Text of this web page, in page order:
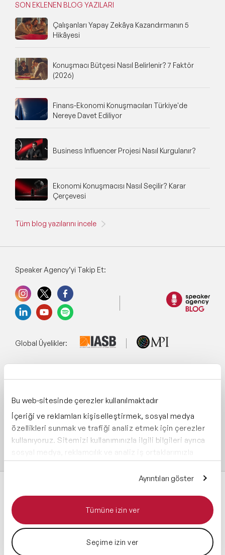
Bu web-sitesinde çerezler kullanılmaktadır
İçeriği ve reklamları kişiselleştirmek, sosyal medya
özellikleri sunmak ve trafiği analiz etmek için çerezler
kullanıyoruz. Sitemizi kullanımınızla ilgili bilgileri ayrıca
sosyal medya, reklamcılık ve analiz iş ortaklarımızla
paylaşabiliriz. İş ortaklarımız, bu bilgileri kendilerine
sağladığınız veya hizmetlerini kullanırken topladıkları
Ayrıntıları göster
Tümüne izin ver
Seçime izin ver
SON EKLENEN BLOG YAZILARI
Çalışanları Yapay Zekâya Kazandırmanın 5
Hikâyesi
Konuşmacı Bütçesi Nasıl Belirlenir? 7 Faktör
(2026)
Finans-Ekonomi Konuşmacıları Türkiye'de
Nereye Davet Ediliyor
Business Influencer Projesi Nasıl Kurgulanır?
Ekonomi Konuşmacısı Nasıl Seçilir? Karar
Çerçevesi
Tüm blog yazılarını incele
Speaker Agency’yi Takip Et:
Global Üyelikler:
Destekliyoruz:
Tüm hakları saklıdır 2026 © Speaker Agency